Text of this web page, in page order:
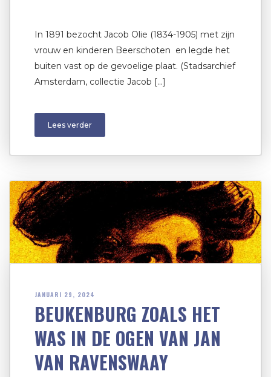
In 1891 bezocht Jacob Olie (1834-1905) met zijn
vrouw en kinderen Beerschoten en legde het
buiten vast op de gevoelige plaat. (Stadsarchief
Amsterdam, collectie Jacob […]
Lees verder
JANUARI 29, 2024
BEUKENBURG ZOALS HET
WAS IN DE OGEN VAN JAN
VAN RAVENSWAAY